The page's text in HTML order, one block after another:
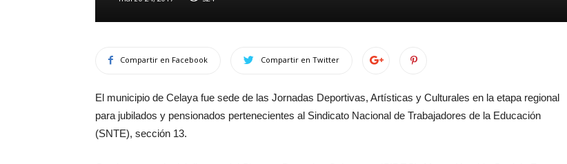
Compartir en Facebook Compartir en Twitter
El municipio de Celaya fue sede de las Jornadas Deportivas, Artísticas y Culturales en la etapa regional
para jubilados y pensionados pertenecientes al Sindicato Nacional de Trabajadores de la Educación
(SNTE), sección 13.